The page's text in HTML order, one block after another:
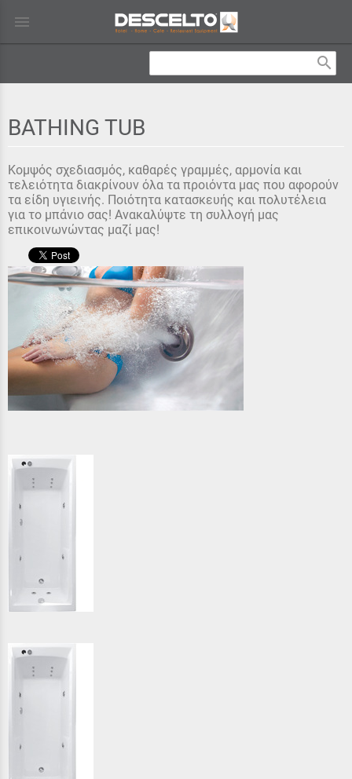
menu
search
BATHING TUB
Κομψός σχεδιασμός, καθαρές γραμμές, αρμονία και
τελειότητα διακρίνουν όλα τα προιόντα μας που αφορούν
τα είδη υγιεινής. Ποιότητα κατασκευής και πολυτέλεια
για το μπάνιο σας! Ανακαλύψτε τη συλλογή μας
επικοινωνώντας μαζί μας!